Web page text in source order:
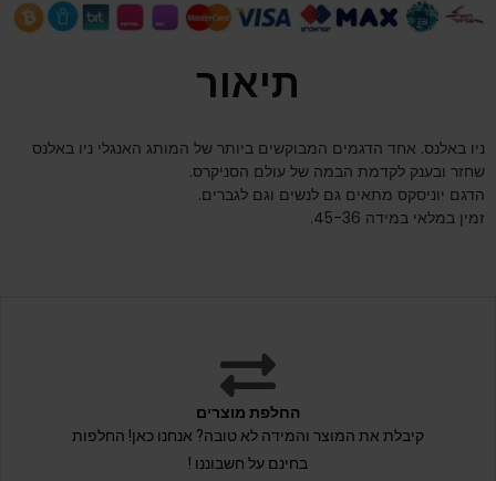
תיאור
ניו באלנס. אחד הדגמים המבוקשים ביותר של המותג האנגלי ניו באלנס
שחזר ובענק לקדמת הבמה של עולם הסניקרס.
הדגם יוניסקס מתאים גם לנשים וגם לגברים.
זמין במלאי במידה 45-36.
החלפת מוצרים
קיבלת את המוצר והמידה לא טובה? אנחנו כאן! החלפות
בחינם על חשבוננו !